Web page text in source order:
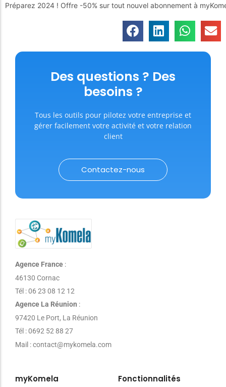
Préparez 2024 ! Offre -50% sur tout nouvel abonnement à
Des questions ? Des
besoins ?
Tous les outils pour pilotez votre entreprise et
gérer facilement votre activité et votre relation
client
Contactez-nous
Agence France :
46130 Cornac
Tél : 06 23 08 12 12
Agence La Réunion :
97420 Le Port, La Réunion
Tél : 0692 52 88 27
Mail : contact@mykomela.com
myKomela Fonctionnalités